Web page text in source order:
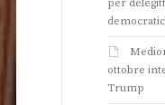
per
ottobre
Trump